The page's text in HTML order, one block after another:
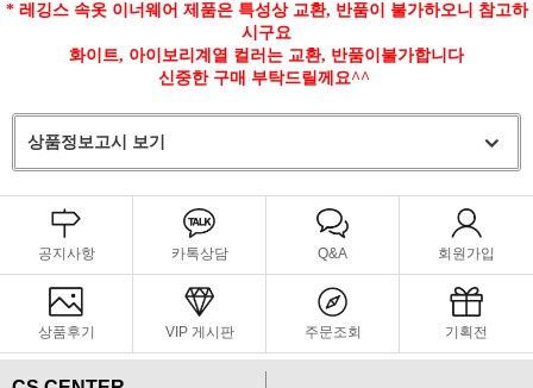
* 레깅스 속옷 이너웨어 제품은 특성상 교환, 반품이 불가하오니 참고하
시구요
화이트, 아이보리계열 컬러는 교환, 반품이불가합니다
신중한 구매 부탁드릴께요^^
상품정보고시 보기
공지사항 카톡상담 Q&A 회원가입
상품후기 VIP 게시판 주문조회 기획전